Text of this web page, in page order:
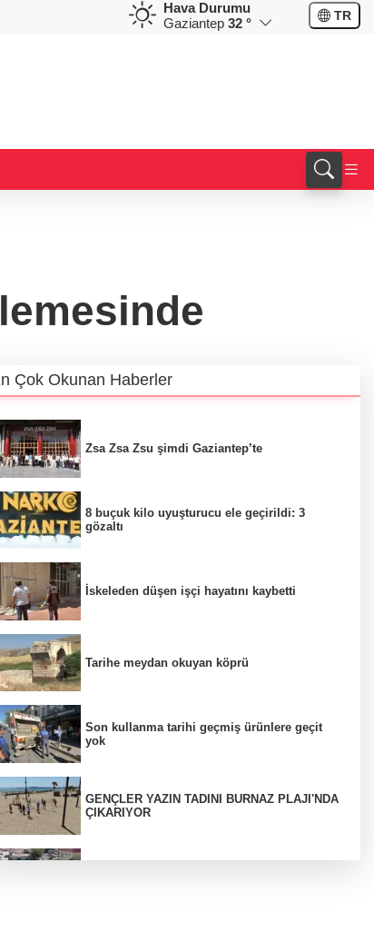
%0,21
58,8381
%-0,15
Hava Durumu
Gaziantep 32 ° TR
Çok Okunan Haberler
Zsa Zsa Zsu şimdi Gaziantep’te
8 buçuk kilo uyuşturucu ele geçirildi: 3
gözaltı
İskeleden düşen işçi hayatını kaybetti
Tarihe meydan okuyan köprü
Son kullanma tarihi geçmiş ürünlere geçit
yok
GENÇLER YAZIN TADINI BURNAZ PLAJI'NDA
ÇIKARIYOR